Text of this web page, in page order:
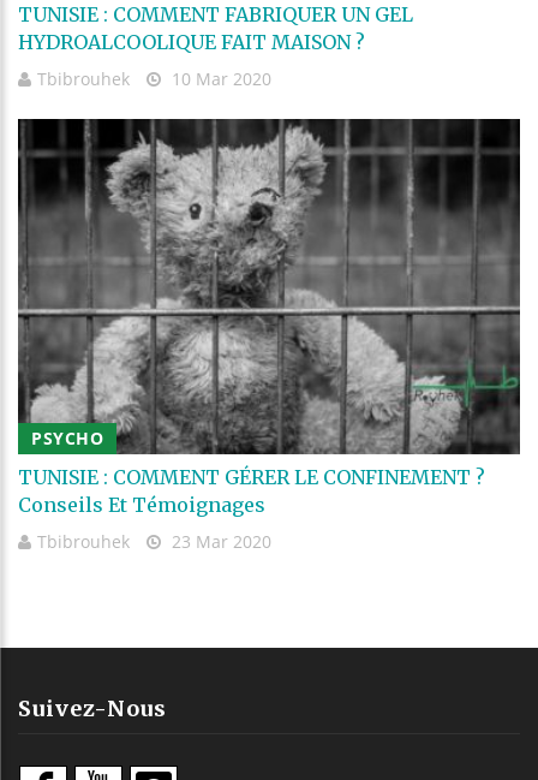
TUNISIE : COMMENT FABRIQUER UN GEL
HYDROALCOOLIQUE FAIT MAISON ?
Tbibrouhek 10 Mar 2020
PSYCHO
TUNISIE : COMMENT GÉRER LE CONFINEMENT ?
Conseils Et Témoignages
Tbibrouhek 23 Mar 2020
Suivez-Nous